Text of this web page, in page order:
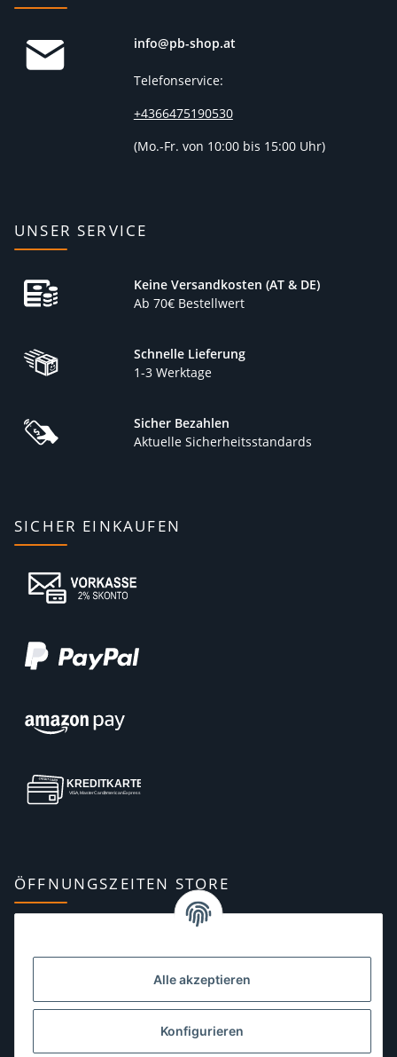
Alle akzeptieren
Konfigurieren
info@pb-shop.at
Telefonservice:
+4366475190530
(Mo.-Fr. von 10:00 bis 15:00 Uhr)
UNSER SERVICE
Keine Versandkosten (AT & DE)
Ab 70€ Bestellwert
Schnelle Lieferung
1-3 Werktage
Sicher Bezahlen
Aktuelle Sicherheitsstandards
SICHER EINKAUFEN
ÖFFNUNGSZEITEN STORE
10:00–13:00, 14:00–18:00 Uhr
Dienstag:10:00–13:00, 14:00–16:00 Uhr
10:00–13:00 Uhr